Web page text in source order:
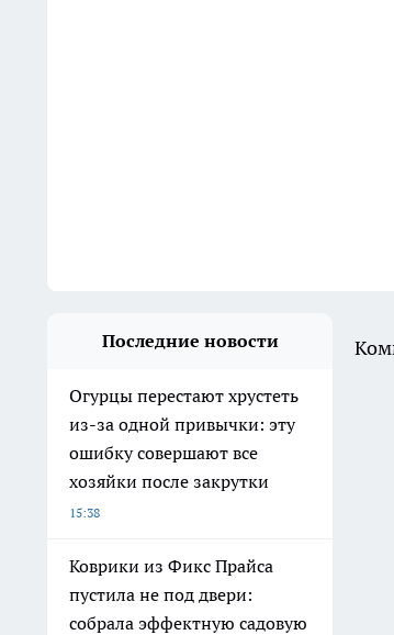
Последние новости
Огурцы перестают хрустеть
из-за одной привычки: эту
ошибку совершают все
хозяйки после закрутки
15:38
Коврики из Фикс Прайса
пустила не под двери:
собрала эффектную садовую